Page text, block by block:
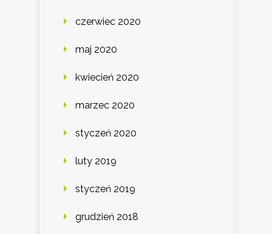
czerwiec 2020
maj 2020
kwiecień 2020
marzec 2020
styczeń 2020
luty 2019
styczeń 2019
grudzień 2018